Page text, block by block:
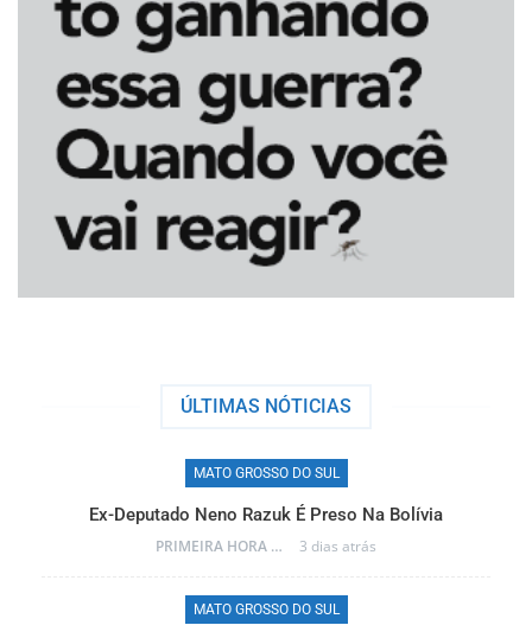
ÚLTIMAS NÓTICIAS
Neno Razuk É Preso Na Bolívia
3 dias atrás
Frente Fria Traz